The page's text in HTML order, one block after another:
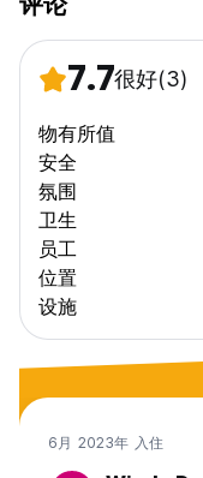
7.7很好(3)
物有所值
安全
氛围
卫生
员工
位置
设施
6月 2023年 入住